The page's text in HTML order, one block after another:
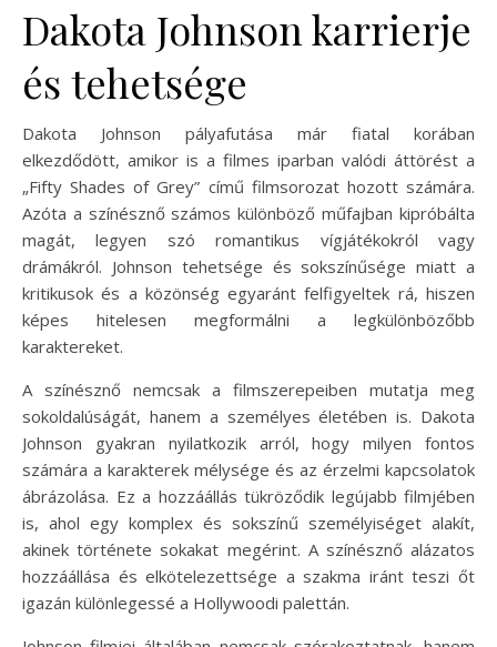
Dakota Johnson karrierje
és tehetsége
Dakota Johnson pályafutása már fiatal korában
elkezdődött, amikor is a filmes iparban valódi áttörést a
„Fifty Shades of Grey” című filmsorozat hozott számára.
Azóta a színésznő számos különböző műfajban kipróbálta
magát, legyen szó romantikus vígjátékokról vagy
drámákról. Johnson tehetsége és sokszínűsége miatt a
kritikusok és a közönség egyaránt felfigyeltek rá, hiszen
képes hitelesen megformálni a legkülönbözőbb
karaktereket.
A színésznő nemcsak a filmszerepeiben mutatja meg
sokoldalúságát, hanem a személyes életében is. Dakota
Johnson gyakran nyilatkozik arról, hogy milyen fontos
számára a karakterek mélysége és az érzelmi kapcsolatok
ábrázolása. Ez a hozzáállás tükröződik legújabb filmjében
is, ahol egy komplex és sokszínű személyiséget alakít,
akinek története sokakat megérint. A színésznő alázatos
hozzáállása és elkötelezettsége a szakma iránt teszi őt
igazán különlegessé a Hollywoodi palettán.